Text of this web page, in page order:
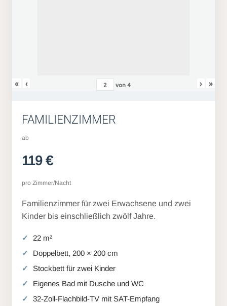
« ‹ von4 › »
FAMILIENZIMMER
ab
119 €
pro Zimmer/Nacht
Familienzimmer für zwei Erwachsene und zwei
Kinder bis einschließlich zwölf Jahre.
22 m²
Doppelbett, 200 × 200 cm
Stockbett für zwei Kinder
Eigenes Bad mit Dusche und WC
32-Zoll-Flachbild-TV mit SAT-Empfang